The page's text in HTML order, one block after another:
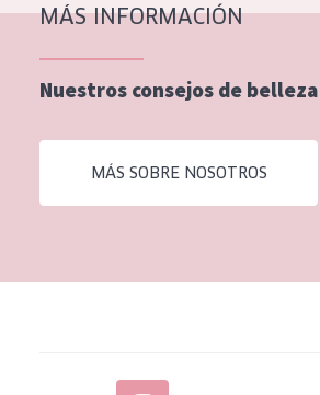
Piel normal y seca
Piel mixata o grasa
Piel madura
Piel expuesta al sol
Piel menopáusica
Todas las edades
MÁS INFORMACIÓN
Nuestros consejos de belleza
MÁS SOBRE NOSOTROS